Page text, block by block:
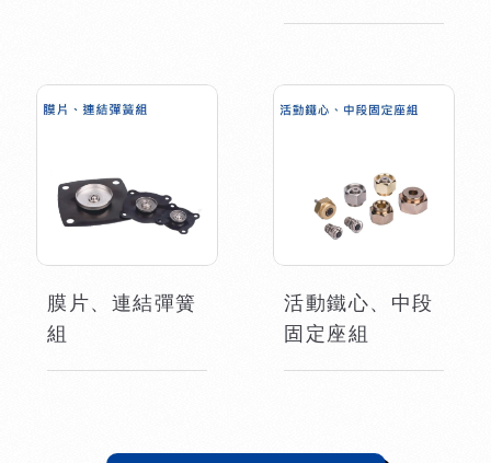
膜片、連結彈簧
組
活動鐵心、中段
固定座組